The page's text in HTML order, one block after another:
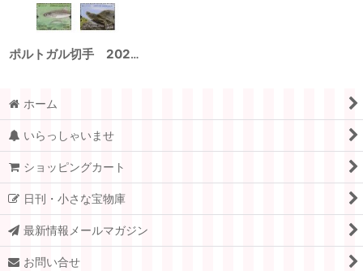
ポルトガル切手 2021年 ヨーロッパ C.E.P.T 絶滅危惧種 カメ 2種
ホーム
いらっしゃいませ
ショッピングカート
日刊・小さな宝物庫
最新情報メールマガジン
お問い合せ